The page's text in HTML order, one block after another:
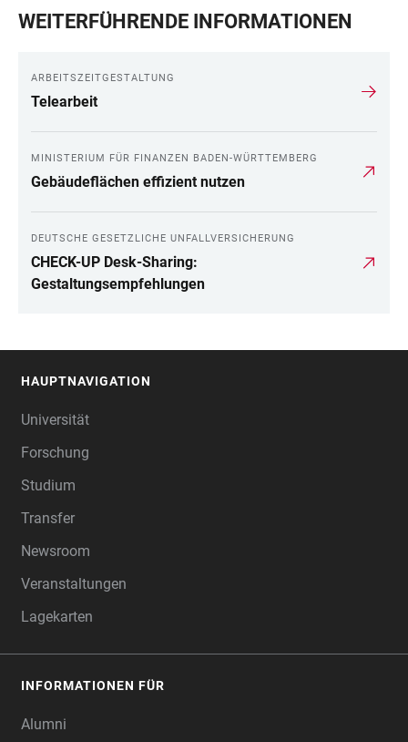
WEITERFÜHRENDE INFORMATIONEN
ARBEITSZEITGESTALTUNG
Telearbeit
MINISTERIUM FÜR FINANZEN BADEN-WÜRTTEMBERG
Gebäudeflächen effizient nutzen
DEUTSCHE GESETZLICHE UNFALLVERSICHERUNG
CHECK-UP Desk-Sharing:
Gestaltungsempfehlungen
HAUPTNAVIGATION
Universität
Forschung
Studium
Transfer
Newsroom
Veranstaltungen
Lagekarten
INFORMATIONEN FÜR
Alumni